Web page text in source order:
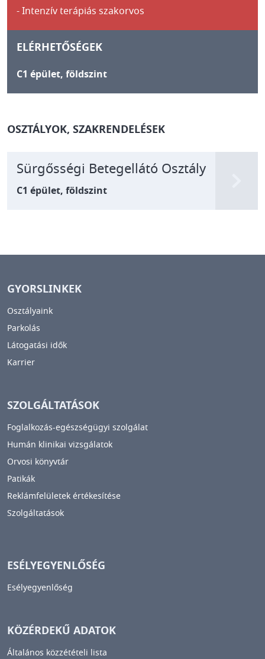
- Intenzív terápiás szakorvos
ELÉRHETŐSÉGEK
C1 épület, földszint
OSZTÁLYOK, SZAKRENDELÉSEK
Sürgősségi Betegellátó Osztály
C1 épület, földszint
GYORSLINKEK
Osztályaink
Parkolás
Látogatási idők
Karrier
SZOLGÁLTATÁSOK
Foglalkozás-egészségügyi szolgálat
Humán klinikai vizsgálatok
Orvosi könyvtár
Patikák
Reklámfelületek értékesítése
Szolgáltatások
ESÉLYEGYENLŐSÉG
Esélyegyenlőség
KÖZÉRDEKŰ ADATOK
Általános közzétételi lista